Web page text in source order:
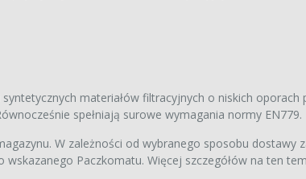
materiałów filtracyjnych o niskich oporach
spełniają surowe wymagania normy EN779.
W zależności od wybranego sposobu dostawy
Paczkomatu. Więcej szczegółów na ten